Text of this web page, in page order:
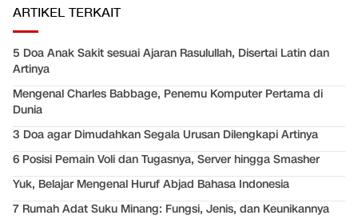
ARTIKEL TERKAIT
5 Doa Anak Sakit sesuai Ajaran Rasulullah, Disertai Latin dan
Artinya
Mengenal Charles Babbage, Penemu Komputer Pertama di
Dunia
3 Doa agar Dimudahkan Segala Urusan Dilengkapi Artinya
6 Posisi Pemain Voli dan Tugasnya, Server hingga Smasher
Yuk, Belajar Mengenal Huruf Abjad Bahasa Indonesia
7 Rumah Adat Suku Minang: Fungsi, Jenis, dan Keunikannya